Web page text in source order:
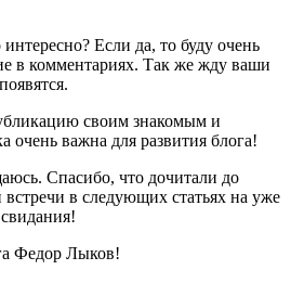
Если да, то буду очень
в комментариях. Так же жду ваши
своим знакомым и
важна для развития блога!
Спасибо, что дочитали до
в следующих статьях на уже
Федор Лыков!